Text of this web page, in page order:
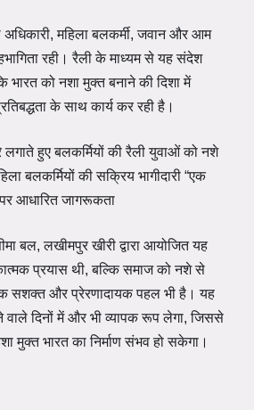
महिला बलकर्मी, जवान और आम
रही। रैली के माध्यम से यह संदेश
भारत को नशा मुक्त बनाने की दिशा में
के साथ कार्य कर रही है।
लगाते हुए बलकर्मियों की रैली युवाओं को नशे
बलकर्मियों की सक्रिय भागीदारी “एक
पर आधारित जागरूकता
बल, लखीमपुर खीरी द्वारा आयोजित यह
प्रयास थी, बल्कि समाज को नशे से
सशक्त और प्रेरणादायक पहल भी है। यह
दिनों में और भी व्यापक रूप लेगा, जिससे
मुक्त भारत का निर्माण संभव हो सकेगा।